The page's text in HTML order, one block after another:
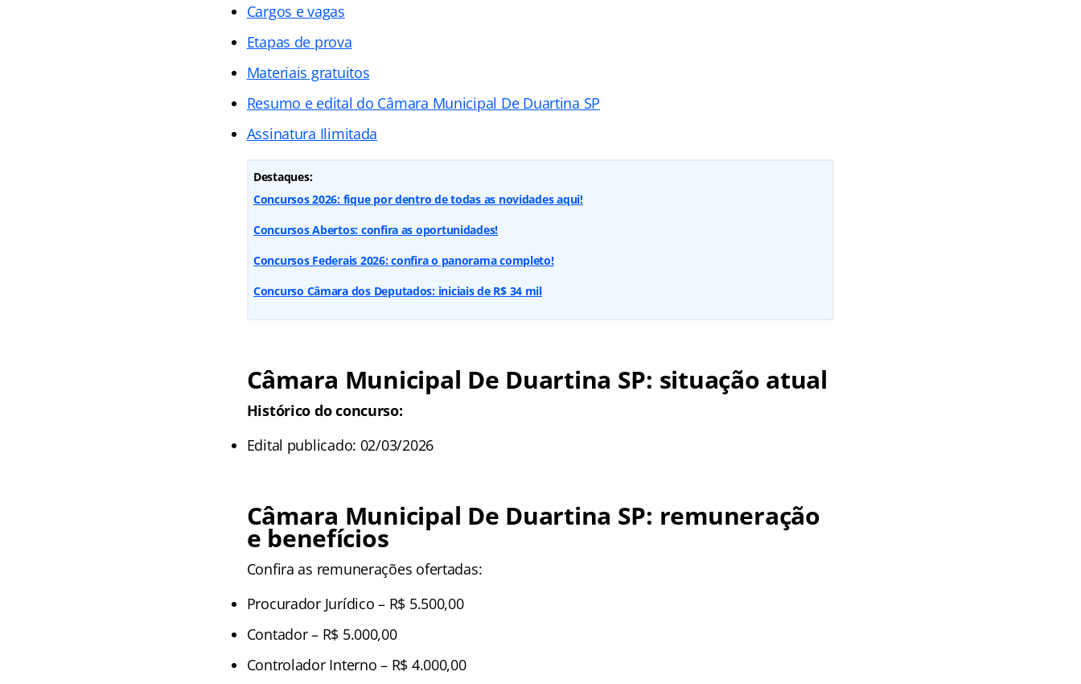
Cargos e vagas
Etapas de prova
Materiais gratuitos
Resumo e edital do Câmara Municipal De Duartina SP
Assinatura Ilimitada
Destaques:
Concursos 2026: fique por dentro de todas as novidades aqui!
Concursos Abertos: confira as oportunidades!
Concursos Federais 2026: confira o panorama completo!
Concurso Câmara dos Deputados: iniciais de R$ 34 mil
Câmara Municipal De Duartina SP: situação atual
Histórico do concurso:
Edital publicado: 02/03/2026
Câmara Municipal De Duartina SP: remuneração
e benefícios
Confira as remunerações ofertadas:
Procurador Jurídico – R$ 5.500,00
Contador – R$ 5.000,00
Controlador Interno – R$ 4.000,00